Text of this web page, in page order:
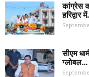
कांग्रेस
हरिद्वार
सीएम
ग्लोबल...